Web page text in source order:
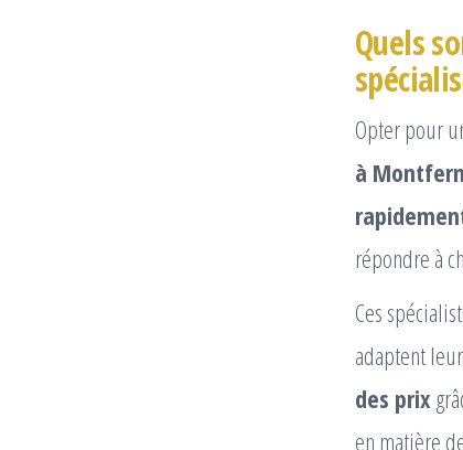
Quels
Opter pour
à
répondre à
Ces
adaptent
des prix
en matière